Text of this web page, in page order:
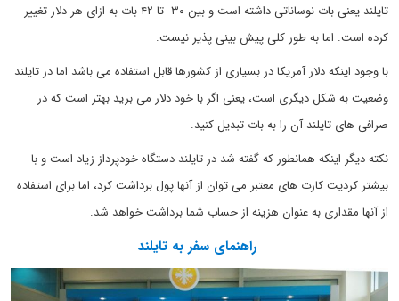
تایلند یعنی بات نوساناتی داشته است و بین ۳۰ تا ۴۲ بات به ازای هر دلار تغییر
کرده است. اما به طور کلی پیش بینی پذیر نیست.
با وجود اینکه دلار آمریکا در بسیاری از کشورها قابل استفاده می باشد اما در تایلند
وضعیت به شکل دیگری است، یعنی اگر با خود دلار می برید بهتر است که در
صرافی های تایلند آن را به بات تبدیل کنید.
نکته دیگر اینکه همانطور که گفته شد در تایلند دستگاه خودپرداز زیاد است و با
بیشتر کردیت کارت های معتبر می توان از آنها پول برداشت کرد، اما برای استفاده
از آنها مقداری به عنوان هزینه از حساب شما برداشت خواهد شد.
راهنمای سفر به تایلند